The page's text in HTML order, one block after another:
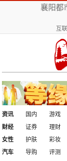
襄阳都
互
资讯 国内 游戏
财经
证券 理财
女性
护肤
彩妆
汽车
导购 评测